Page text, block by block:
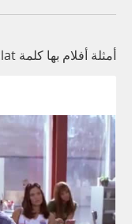
أمثلة أفلام بها كلمة Chocolat